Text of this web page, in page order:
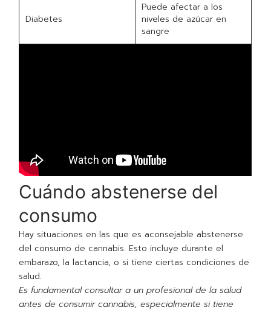
Diabetes
Puede afectar a los
niveles de azúcar en
sangre
Cuándo abstenerse del
consumo
Hay situaciones en las que es aconsejable abstenerse
del consumo de cannabis. Esto incluye durante el
embarazo, la lactancia, o si tiene ciertas condiciones de
salud.
Es fundamental consultar a un profesional de la salud
antes de consumir cannabis, especialmente si tiene